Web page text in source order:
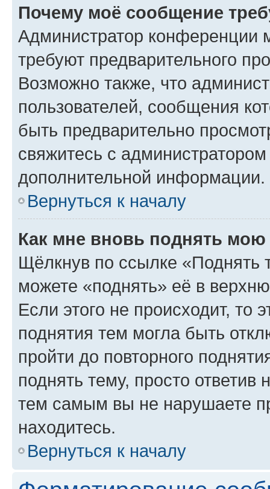
Почему моё сообщение
Администратор конференции
требуют предварительного
Возможно также, что
пользователей, сообщения
быть предварительно
свяжитесь с
дополнительной информации.
Вернуться к началу
Как мне вновь поднять мою
Щёлкнув по ссылке «Поднять
можете «поднять» её в
Если этого не происходит, то
поднятия тем могла быть
пройти до повторного
поднять тему, просто ответив
тем самым вы не нарушаете
находитесь.
Вернуться к началу